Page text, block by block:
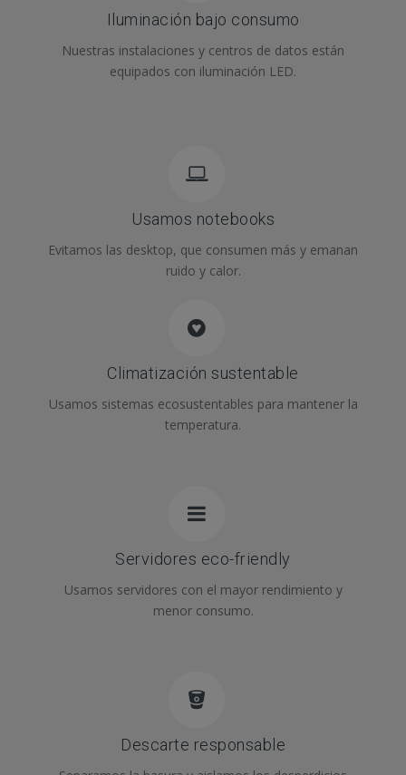
Iluminación bajo consumo
Nuestras instalaciones y centros de datos están
equipados con iluminación LED.
Usamos notebooks
Evitamos las desktop, que consumen más y emanan
ruido y calor.
Climatización sustentable
Usamos sistemas ecosustentables para mantener la
temperatura.
Servidores eco-friendly
Usamos servidores con el mayor rendimiento y
menor consumo.
Descarte responsable